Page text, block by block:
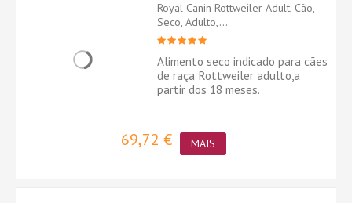
Royal Canin Rottweiler Adult, Cão,
Seco, Adulto,...
Alimento seco indicado para cães
de raça Rottweiler adulto,a
partir dos 18 meses.
69,72 € MAIS